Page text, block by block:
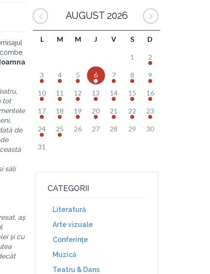
tot
de
săli
aş
şi cu
AUGUST 2026
L M M J V S D
1 2
3 4 5 6 7 8 9
10 11 12 13 14 15 16
17 18 19 20 21 22 23
24 25 26 27 28 29 30
31
CATEGORII
Literatură
Arte vizuale
Conferinţe
Muzică
Teatru & Dans